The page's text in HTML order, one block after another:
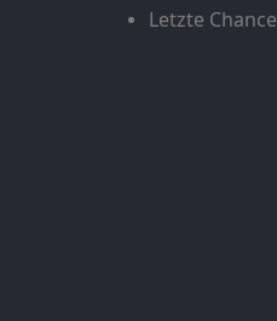
Letzte Chance